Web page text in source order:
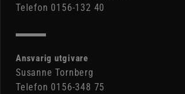
Telefon 0156-132 40
Ansvarig utgivare
Susanne Tornberg
Telefon 0156-348 75